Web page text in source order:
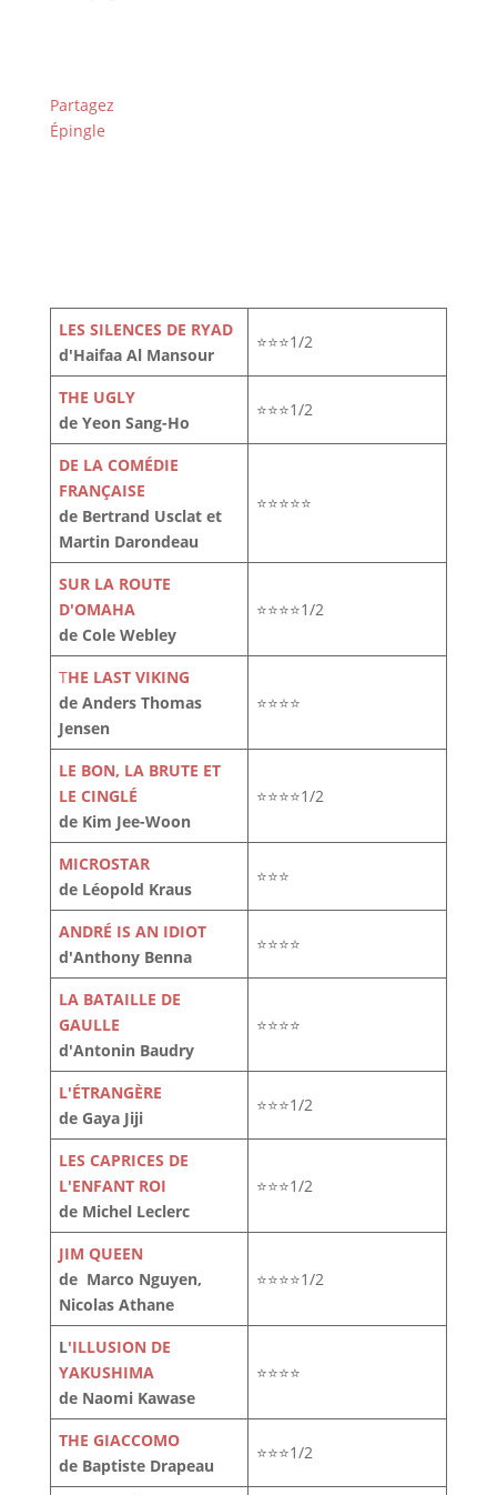
Partagez
Épingle
LES SILENCES DE RYAD
d'Haifaa Al Mansour
⭐⭐⭐1/2
THE UGLY
de Yeon Sang-Ho
⭐⭐⭐1/2
DE LA COMÉDIE
FRANÇAISE
de Bertrand Usclat et
Martin Darondeau
⭐⭐⭐⭐⭐
SUR LA ROUTE
D'OMAHA
de Cole Webley
⭐⭐⭐⭐1/2
THE LAST VIKING
de Anders Thomas
Jensen
⭐⭐⭐⭐
LE BON, LA BRUTE ET
LE CINGLÉ
de Kim Jee-Woon
⭐⭐⭐⭐1/2
MICROSTAR
de Léopold Kraus
⭐⭐⭐
ANDRÉ IS AN IDIOT
d'Anthony Benna
⭐⭐⭐⭐
LA BATAILLE DE
GAULLE
d'Antonin Baudry
⭐⭐⭐⭐
L'ÉTRANGÈRE
de Gaya Jiji
⭐⭐⭐1/2
LES CAPRICES DE
L'ENFANT ROI
de Michel Leclerc
⭐⭐⭐1/2
JIM QUEEN
de Marco Nguyen,
Nicolas Athane
⭐⭐⭐⭐1/2
L'ILLUSION DE
YAKUSHIMA
de Naomi Kawase
⭐⭐⭐⭐
THE GIACCOMO
de Baptiste Drapeau
⭐⭐⭐1/2